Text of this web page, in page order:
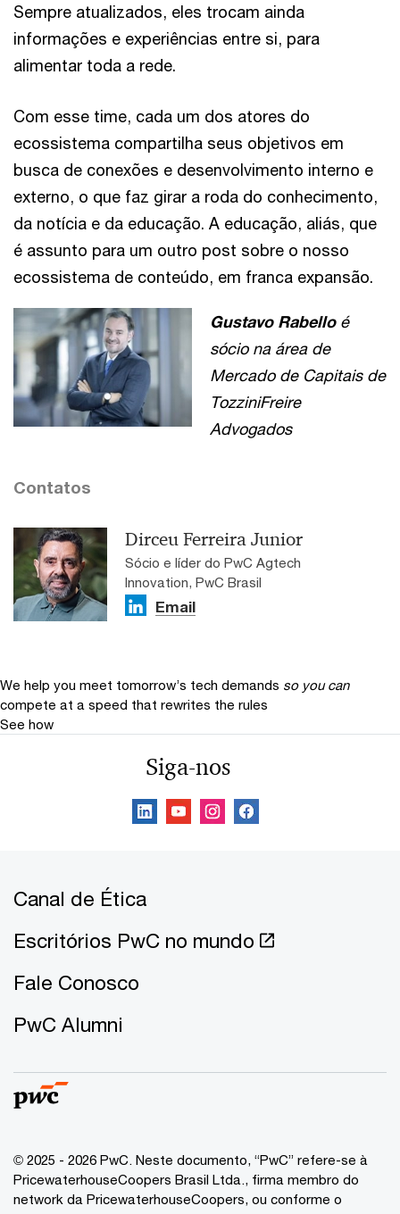
Sempre atualizados, eles trocam ainda
informações e experiências entre si, para
alimentar toda a rede.
Com esse time, cada um dos atores do
ecossistema compartilha seus objetivos em
busca de conexões e desenvolvimento interno e
externo, o que faz girar a roda do conhecimento,
da notícia e da educação. A educação, aliás, que
é assunto para um outro post sobre o nosso
ecossistema de conteúdo, em franca expansão.
Gustavo Rabelloé
sócio na área de
Mercado de Capitais de
TozziniFreire
Advogados
Contatos
Dirceu Ferreira Junior
Sócio e líder do PwC Agtech
Innovation, PwC Brasil
Email
We help you meet tomorrow’s tech demands so you can
compete at a speed that rewrites the rules
See how
Siga-nos
Canal de Ética
Escritórios PwC no mundo
Fale Conosco
PwC Alumni
© 2025 - 2026 PwC. Neste documento, “PwC” refere-se à
PricewaterhouseCoopers Brasil Ltda., firma membro do
network da PricewaterhouseCoopers, ou conforme o